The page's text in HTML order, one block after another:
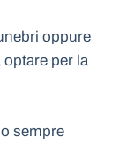
oppure
per la
sempre